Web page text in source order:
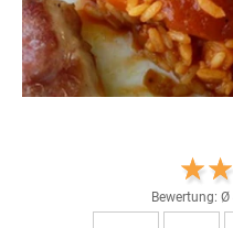
Bewertung: Ø